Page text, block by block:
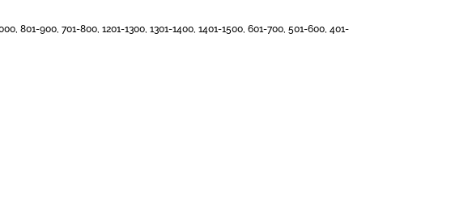
801-900, 701-800, 1201-1300, 1301-1400, 1401-1500, 601-700, 501-600, 401-